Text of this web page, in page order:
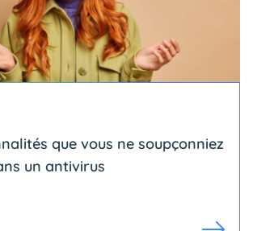
que vous ne soupçonniez
un antivirus